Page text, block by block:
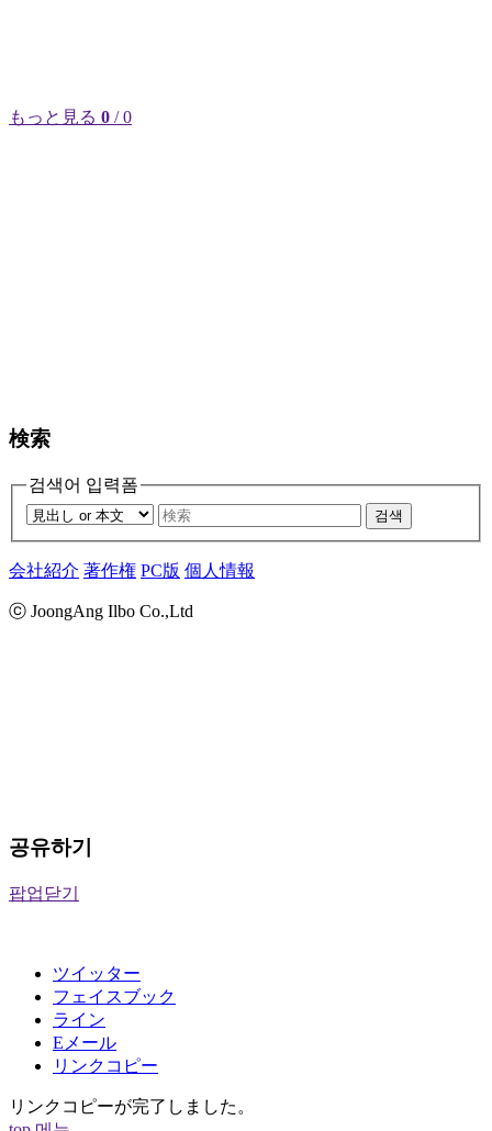
もっと見る 0 / 0
検索
검색어 입력폼
검색
会社紹介 著作権 PC版 個人情報
ⓒ JoongAng Ilbo Co.,Ltd
공유하기
팝업닫기
ツイッター
フェイスブック
ライン
Eメール
リンクコピー
リンクコピーが完了しました。